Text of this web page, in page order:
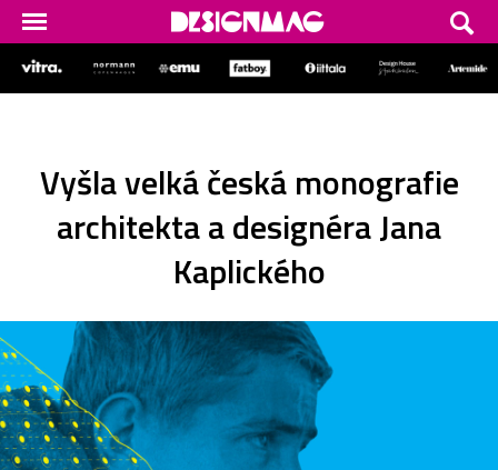
Vyšla velká česká monografie
architekta a designéra Jana
Kaplického